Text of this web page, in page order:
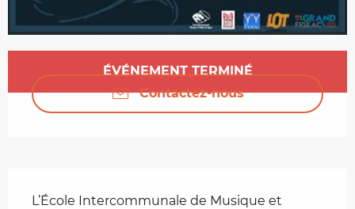
Ouverture et coordonnées
ÉVÉNEMENT TERMINÉ
Contactez-nous
L’École Intercommunale de Musique et